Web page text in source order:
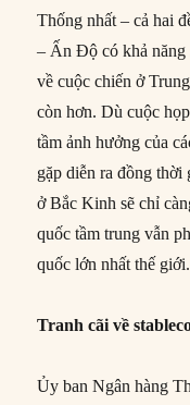
Thống nhất – cả hai
– Ấn Độ có khả năng
về cuộc chiến ở
còn hơn. Dù cuộc
tầm ảnh hưởng của
gặp diễn ra đồng
ở Bắc Kinh sẽ chỉ
quốc tầm trung vẫn
quốc lớn nhất thế giới.
Tranh cãi về
Ủy ban Ngân hàng